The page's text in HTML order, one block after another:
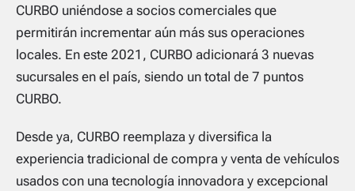
CURBO uniéndose a socios comerciales que
permitirán incrementar aún más sus operaciones
locales. En este 2021, CURBO adicionará 3 nuevas
sucursales en el país, siendo un total de 7 puntos
CURBO.
Desde ya, CURBO reemplaza y diversifica la
experiencia tradicional de compra y venta de vehículos
usados con una tecnología innovadora y excepcional